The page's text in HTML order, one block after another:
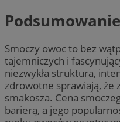
Podsumowanie
Smoczy owoc to bez
tajemniczych i
niezwykła struktura,
zdrowotne sprawiają, że
smakosza. Cena
barierą, a jego